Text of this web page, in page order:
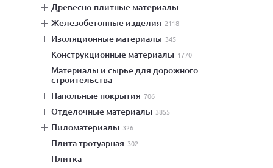
древесно-плитные материалы
железобетонные изделия 2118
изоляционные материалы 345
конструкционные материалы 1770
материалы и сырье для дорожного
строительства
напольные покрытия 706
отделочные материалы 3855
пиломатериалы 326
плита тротуарная 302
плитка